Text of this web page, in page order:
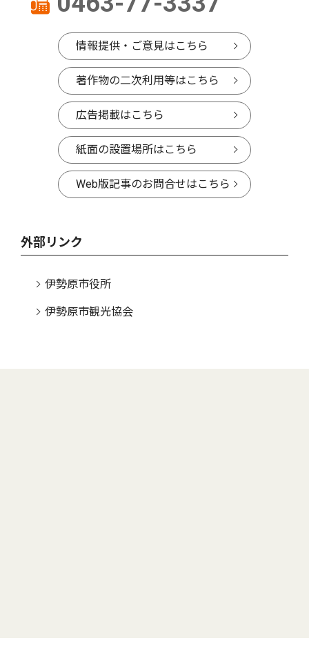
情報提供・ご意見はこちら
著作物の二次利用等はこちら
広告掲載はこちら
紙面の設置場所はこちら
Web版記事のお問合せはこちら
外部リンク
伊勢原市役所
伊勢原市観光協会